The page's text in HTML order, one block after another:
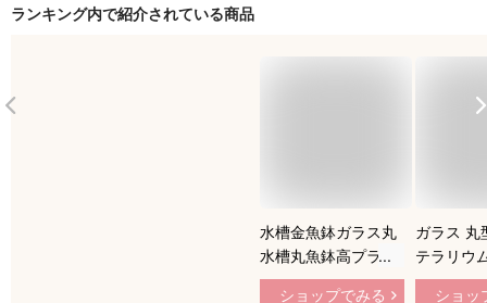
ランキング内で紹介されている商品
水槽金魚鉢ガラス丸
水槽丸魚鉢高プラス
チック透明アクリル
ショップでみる
ガラス 丸
テラリウ
インテリ
ショッ